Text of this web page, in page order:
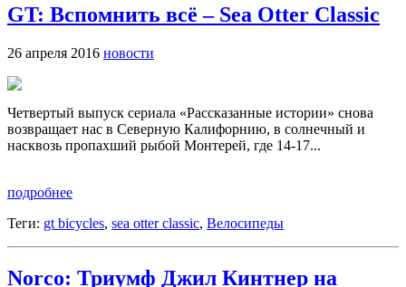
GT: Вспомнить всё – Sea Otter Classic
26 апреля 2016 новости
Четвертый выпуск сериала «Рассказанные истории» снова
возвращает нас в Северную Калифорнию, в солнечный и
насквозь пропахший рыбой Монтерей, где 14-17...
подробнее
Теги: gt bicycles, sea otter classic, Велосипеды
Norco: Триумф Джил Кинтнер на